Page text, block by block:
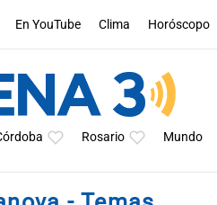
En YouTube Clima Horóscopo
Rosario Mundo